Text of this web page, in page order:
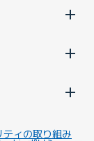
ィの取り組み